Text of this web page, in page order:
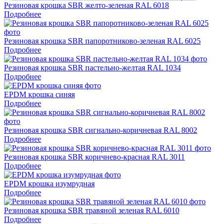
Резиновая крошка SBR желто-зеленая RAL 6018
Подробнее
Резиновая крошка SBR папоротниково-зеленая RAL 6025
Подробнее
Резиновая крошка SBR пастельно-желтая RAL 1034
Подробнее
EPDM крошка синяя
Подробнее
Резиновая крошка SBR сигнально-коричневая RAL 8002
Подробнее
Резиновая крошка SBR коричнево-красная RAL 3011
Подробнее
EPDM крошка изумрудная
Подробнее
Резиновая крошка SBR травяной зеленая RAL 6010
Подробнее